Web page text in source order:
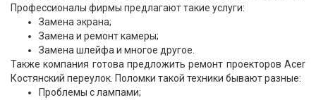
Профессионалы фирмы предлагают такие услуги:
Замена экрана;
Замена и ремонт камеры;
Замена шлейфа и многое другое.
Также компания готова предложить ремонт проекторов Acer
Костянский переулок. Поломки такой техники бывают разные:
Проблемы с лампами;